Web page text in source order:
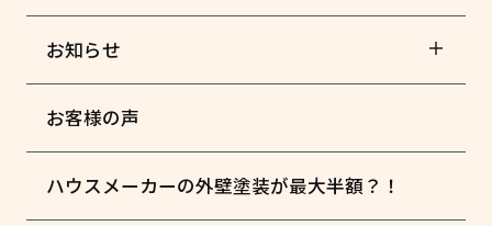
お知らせ
お客様の声
ハウスメーカーの外壁塗装が最大半額？！